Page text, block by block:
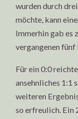
wurden durch
möchte, kann
Immerhin gab es
vergangenen fünf
Für ein 0:0
ansehnliches 1:1
weiteren
so erfreulich. Ein